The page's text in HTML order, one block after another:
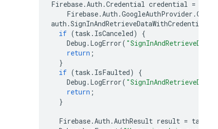
Firebase.Auth .Credential credential =
Firebase.Auth .GoogleAuthProvider .
auth .
if (task . IsCanceled)
{
Debug . LogError(
return ;
}
if (task . IsFaulted)
{
Debug . LogError(
return ;
}
Firebase.Auth .AuthResult result = task